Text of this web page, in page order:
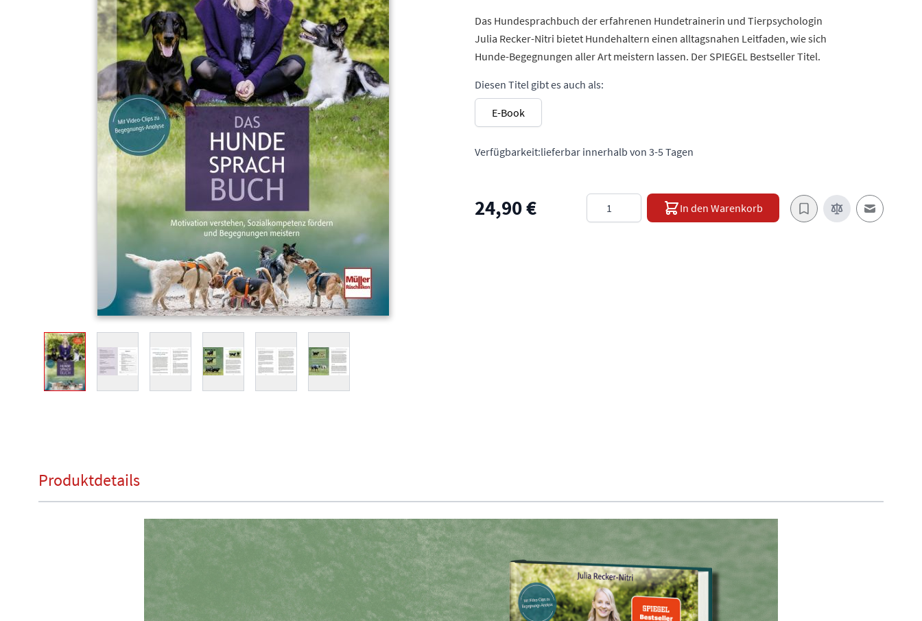
View larger image
View larger imageView larger imageView larger imageView larger imageView larger image
Das Hundesprachbuch der erfahrenen Hundetrainerin und Tierpsychologin
Julia Recker-Nitri bietet Hundehaltern einen alltagsnahen Leitfaden, wie sich
Hunde-Begegnungen aller Art meistern lassen. Der SPIEGEL Bestseller Titel.
Diesen Titel gibt es auch als:
E-Book
Verfügbarkeit:lieferbar innerhalb von 3-5 Tagen
24,90 € Menge In den Warenkorb
E-Mail an
Produktdetails